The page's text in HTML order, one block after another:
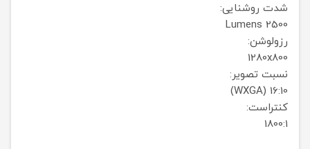
شدت روشنایی:
2500 Lumens
رزولوشن:
1280x800
نسبت تصویر:
16:10 (WXGA)
کنتراست:
1800:1